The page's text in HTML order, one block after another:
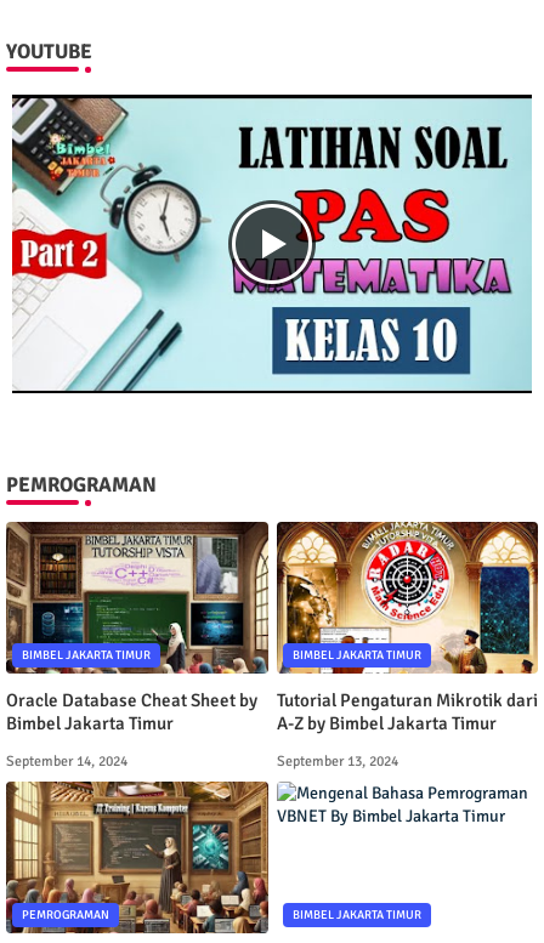
YOUTUBE
PEMROGRAMAN
BIMBEL JAKARTA TIMUR
Oracle Database Cheat Sheet by
Bimbel Jakarta Timur
September 14, 2024
BIMBEL JAKARTA TIMUR
Tutorial Pengaturan Mikrotik dari
A-Z by Bimbel Jakarta Timur
September 13, 2024
PEMROGRAMAN BIMBEL JAKARTA TIMUR